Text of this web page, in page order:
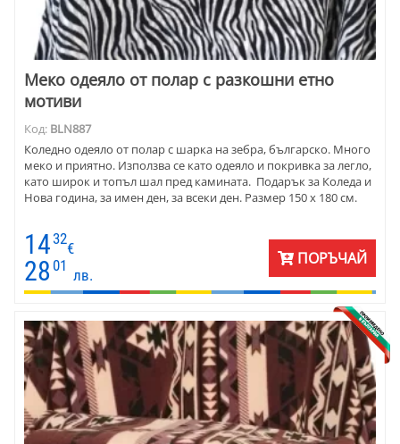
Меко одеяло от полар с разкошни етно
мотиви
Код: BLN887
Коледно одеяло от полар с шарка на зебра, българско. Много
меко и приятно. Използва се като одеяло и покривка за легло,
като широк и топъл шал пред камината. Подарък за Коледа и
Нова година, за имен ден, за всеки ден. Размер 150 х 180 см.
14 32
€
28 01
лв.
ПОРЪЧАЙ